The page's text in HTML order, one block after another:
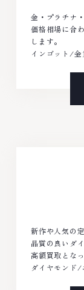
金・プラチナ
価格相場に合
します。
インゴット/
新作や人気の
品質の良いダ
高額買取とな
ダイヤモンド